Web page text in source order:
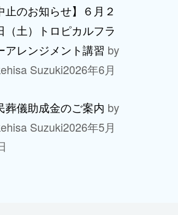
止のお知らせ】６月２
（土）トロピカルフラ
アレンジメント講習 by
Suzuki2026年6月
葬儀助成金のご案内 by
Suzuki2026年5月